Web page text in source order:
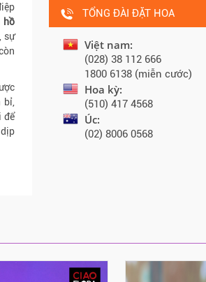
hồ
sự
bỉ,
để
TỔNG ĐÀI ĐẶT HOA
Việt nam:
(028) 38 112 666
1800 6138 (miễn cước)
Hoa kỳ:
(510) 417 4568
Úc:
(02) 8006 0568